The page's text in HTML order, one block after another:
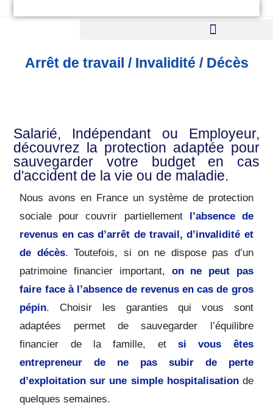
Arrêt de travail / Invalidité / Décès
Salarié, Indépendant ou Employeur,
découvrez la protection adaptée pour
sauvegarder votre budget en cas
d'accident de la vie ou de maladie.
Nous avons en France un système de protection
sociale pour couvrir partiellement l’absence de
revenus en cas d’arrêt de travail, d’invalidité et
de décès. Toutefois, si on ne dispose pas d’un
patrimoine financier important, on ne peut pas
faire face à l’absence de revenus en cas de gros
pépin. Choisir les garanties qui vous sont
adaptées permet de sauvegarder l’équilibre
financier de la famille, et si vous êtes
entrepreneur de ne pas subir de perte
d’exploitation sur une simple hospitalisationde
quelques semaines.